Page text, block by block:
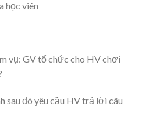
học viên
vụ: GV tổ chức cho HV chơi
sau đó yêu cầu HV trả lời câu